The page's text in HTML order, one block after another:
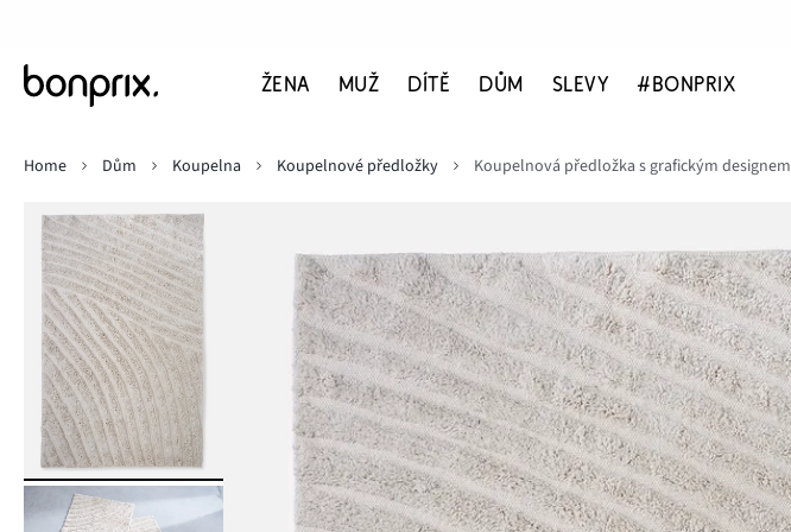
ŽENA MUŽ DÍTĚ DŮM SLEVY #BONPRIX
Home
Dům Koupelna Koupelnové předložky Koupelnová předložka s grafickým designem